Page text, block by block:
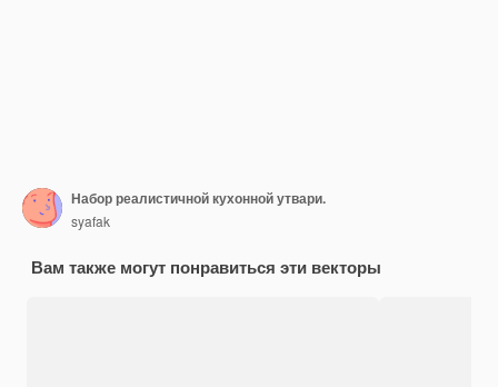
Набор реалистичной кухонной утвари.
syafak
Вам также могут понравиться эти векторы